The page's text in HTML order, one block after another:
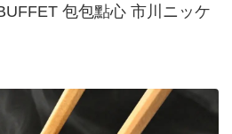
包包點心 市川ニッケ